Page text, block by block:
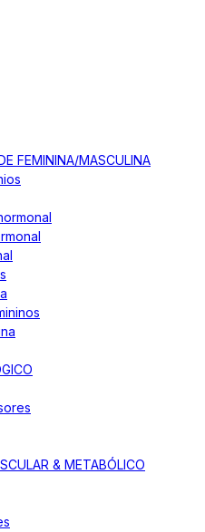
FEMININA/MASCULINA
& METABÓLICO